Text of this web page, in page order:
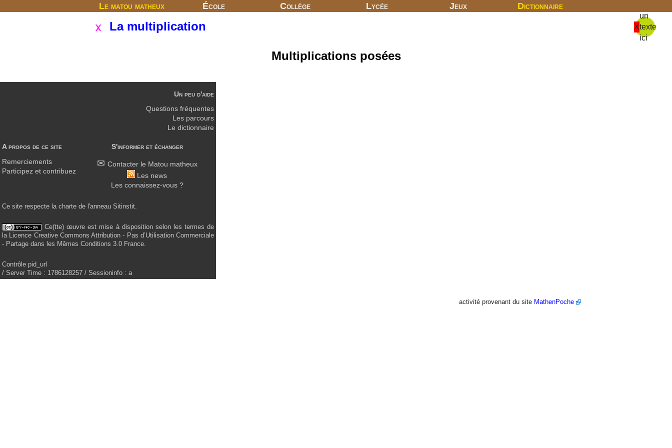
Le matou matheux École Collège Lycée Jeux Dictionnaire
X
un
texte
ici
La multiplication
Multiplications posées
activité provenant du site MathenPoche
A propos de ce site
Remerciements
Participez et contribuez
S'informer et échanger
Contacter le Matou matheux
Les news
Les connaissez-vous ?
Un peu d'aide
Questions fréquentes
Les parcours
Le dictionnaire
Ce site respecte la charte de l'anneau Sitinstit.
Ce(tte) œuvre est mise à disposition selon les termes de
la Licence Creative Commons Attribution - Pas d’Utilisation Commerciale
- Partage dans les Mêmes Conditions 3.0 France.
Contrôle pid_url
/ Server Time : 1786128257 / Sessioninfo : a